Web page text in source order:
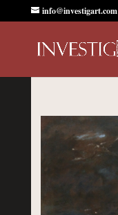
info@investigart.com